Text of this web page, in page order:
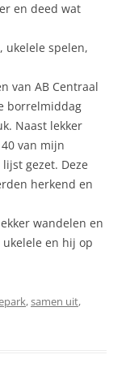
en deed wat
ukelele spelen,
van AB Centraal
borrelmiddag
Naast lekker
van mijn
gezet. Deze
herkend en
wandelen en
ukelele en hij op
,samen uit,